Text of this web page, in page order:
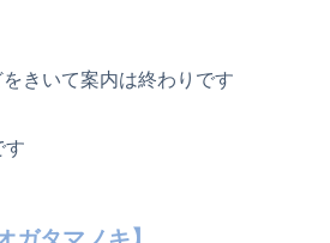
きいて案内は終わりです
す